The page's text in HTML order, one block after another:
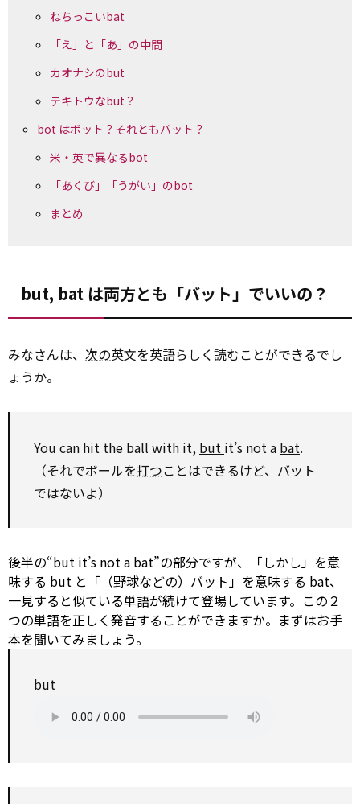
ねちっこいbat
「え」と「あ」の中間
カオナシのbut
テキトウなbut？
bot はボット？それともバット？
米・英で異なるbot
「あくび」「うがい」のbot
まとめ
but, bat は両方とも「バット」でいいの？
みなさんは、 次の英文を英語らしく読むことができるでし
ょうか。
You can hit the ball with it, but it’s not a bat.
（それでボールを打つことはできるけど、バット
ではないよ）
後半の“but it’s not a bat”の部分ですが、「しかし」を意
味する but と「（野球などの）バット」を意味する bat、
一見すると似ている単語が続けて登場しています。この２
つの単語を正しく発音することができますか。まずはお手
本を聞いてみましょう。
but